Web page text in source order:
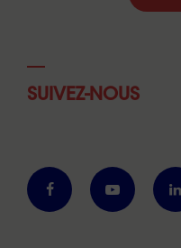
SUIVEZ-NOUS